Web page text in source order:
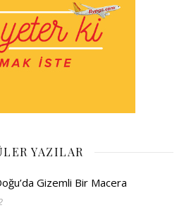
YAZILAR
Gizemli Bir Macera